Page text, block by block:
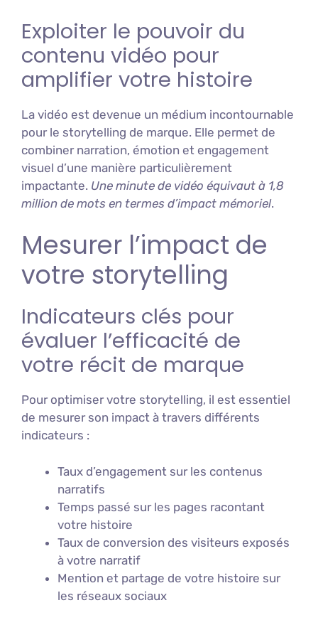
Exploiter le pouvoir du
contenu vidéo pour
amplifier votre histoire
La vidéo est devenue un médium incontournable
pour le storytelling de marque. Elle permet de
combiner narration, émotion et engagement
visuel d’une manière particulièrement
impactante. Une minute de vidéo équivaut à 1,8
million de mots en termes d’impact mémoriel.
Mesurer l’impact de
votre storytelling
Indicateurs clés pour
évaluer l’efficacité de
votre récit de marque
Pour optimiser votre storytelling, il est essentiel
de mesurer son impact à travers différents
indicateurs :
Taux d’engagement sur les contenus
narratifs
Temps passé sur les pages racontant
votre histoire
Taux de conversion des visiteurs exposés
à votre narratif
Mention et partage de votre histoire sur
les réseaux sociaux